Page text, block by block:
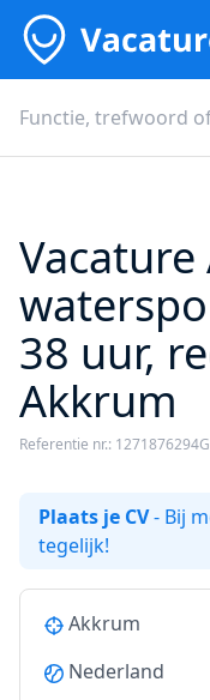
38 uur,
Akkrum
Referentie nr.: 1271876294
Plaats je CV- Bij
tegelijk!
Akkrum
Nederland